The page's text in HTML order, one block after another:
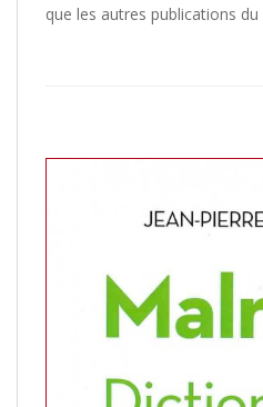
que les autres publications du